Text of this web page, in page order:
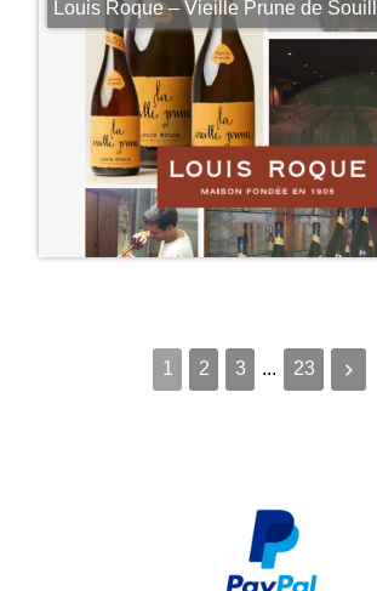
Louis Roque – Vieille Prune de
1 2 3 ... 23